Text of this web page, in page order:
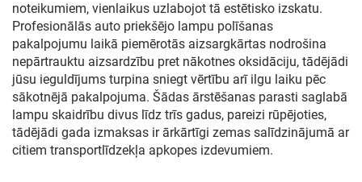
noteikumiem, vienlaikus uzlabojot tā estētisko izskatu.
Profesionālās auto priekšējo lampu polīšanas
pakalpojumu laikā piemērotās aizsargkārtas nodrošina
nepārtrauktu aizsardzību pret nākotnes oksidāciju, tādējādi
jūsu ieguldījums turpina sniegt vērtību arī ilgu laiku pēc
sākotnējā pakalpojuma. Šādas ārstēšanas parasti saglabā
lampu skaidrību divus līdz trīs gadus, pareizi rūpējoties,
tādējādi gada izmaksas ir ārkārtīgi zemas salīdzinājumā ar
citiem transportlīdzekļa apkopes izdevumiem.